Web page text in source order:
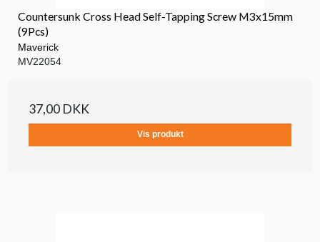
Countersunk Cross Head Self-Tapping Screw M3x15mm
(9Pcs)
Maverick
MV22054
37,00 DKK
Vis produkt